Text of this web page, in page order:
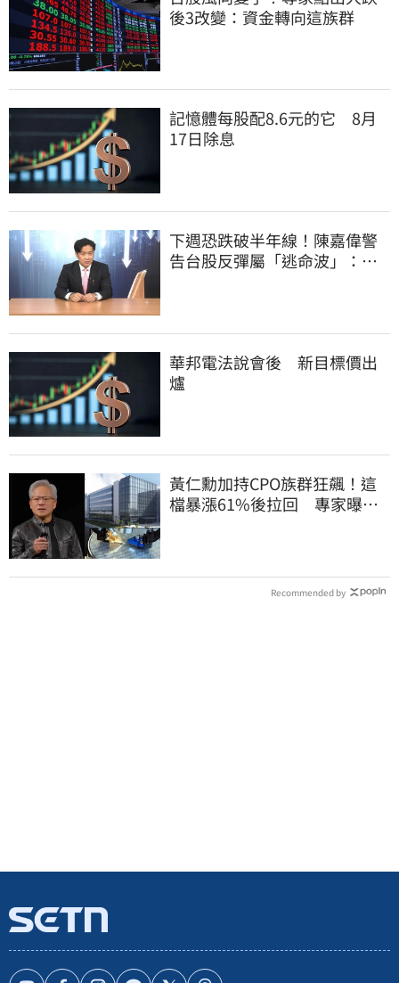
後3改變：資金轉向這族群
記憶體每股配8.6元的它 8月
17日除息
下週恐跌破半年線！陳嘉偉警
告台股反彈屬「逃命波」：空
華邦電法說會後 新目標價出
爐
黃仁勳加持CPO族群狂飆！這
檔暴漲61%後拉回 專家曝
Recommended by